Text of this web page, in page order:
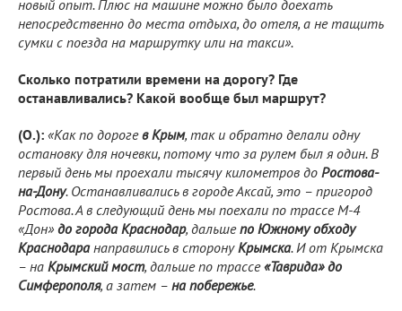
новый опыт. Плюс на машине можно было доехать
непосредственно до места отдыха, до отеля, а не тащить
сумки с поезда на маршрутку или на такси».
Сколько потратили времени на дорогу? Где
останавливались? Какой вообще был маршрут?
(О.): «Как по дорогев Крым, так и обратно делали одну
остановку для ночевки, потому что за рулем был я один. В
первый день мы проехали тысячу километров до Ростова-
на-Дону. Останавливались в городе Аксай, это – пригород
Ростова. А в следующий день мы поехали по трассе М-4
«Дон» до города Краснодар, дальшепо Южному обходу
Краснодаранаправились в сторонуКрымска. И от Крымска
– на Крымский мост, дальше по трассе«Таврида» до
Симферополя, а затем – на побережье.